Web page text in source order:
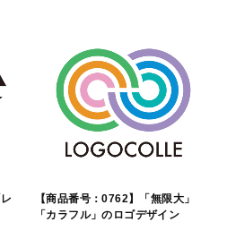
【商品番号：0762】「無限大」
「カラフル」のロゴデザイン